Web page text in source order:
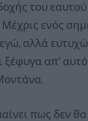
του εαυτού
Μέχρις ενός
εγώ, αλλά
απ’
πως δεν